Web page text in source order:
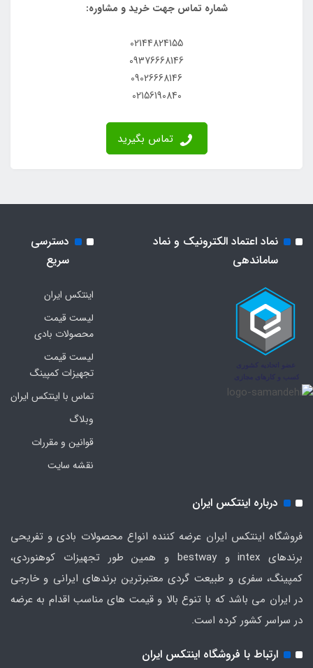
شماره تماس جهت خرید و مشاوره:
02144824155
09376668146
09026668146
02156190840
تماس بگیرید
نماد اعتماد الکترونیک و نماد
ساماندهی
دسترسی
سریع
اینتکس ایران
لیست قیمت
محصولات بادی
لیست قیمت
تجهیزات کمپینگ
تماس با اینتکس ایران
وبلاگ
قوانین و مقررات
نقشه سایت
درباره اینتکس ایران
فروشگاه اینتکس ایران عرضه کننده انواع محصولات بادی و تفریحی
برندهای intex و bestway و همین طور تجهیزات کوهنوردی،
کمپینگ، سفری و طبیعت گردی معتبرترین برندهای ایرانی و خارجی
در ایران می باشد که با تنوع بالا و قیمت های مناسب اقدام به عرضه
در سراسر کشور کرده است.
ارتباط با فروشگاه اینتکس ایران